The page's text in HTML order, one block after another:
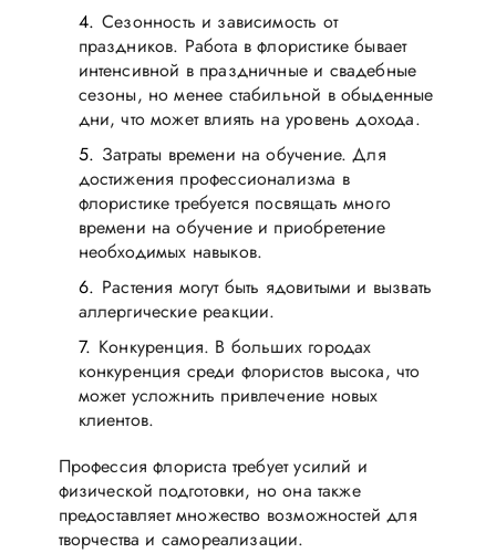
Сезонность и зависимость от
праздников. Работа в флористике бывает
интенсивной в праздничные и свадебные
сезоны, но менее стабильной в обыденные
дни, что может влиять на уровень дохода.
Затраты времени на обучение. Для
достижения профессионализма в
флористике требуется посвящать много
времени на обучение и приобретение
необходимых навыков.
Растения могут быть ядовитыми и вызвать
аллергические реакции.
Конкуренция. В больших городах
конкуренция среди флористов высока, что
может усложнить привлечение новых
клиентов.
Профессия флориста требует усилий и
физической подготовки, но она также
предоставляет множество возможностей для
творчества и самореализации.